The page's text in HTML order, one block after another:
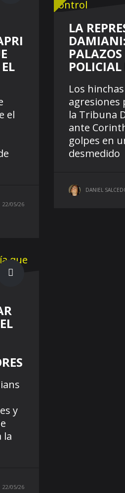
el
22/05/26
LA
POLICIAL
Los
agresiones
la Tribuna
ante
golpes en
desmedido
DANIEL
y
la
22/05/26